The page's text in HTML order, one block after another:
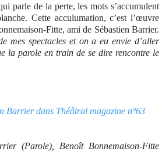
parle de la perte, les mots s’accumulent
Cette acculumation, c’est l’œuvre
Fitte, ami de Sébastien Barrier.
mes spectacles et on a eu envie d’aller
la parole en train de se dire rencontre le
Barrier dans Théâtral magazine n°63
(Parole), Benoît Bonnemaison-Fitte